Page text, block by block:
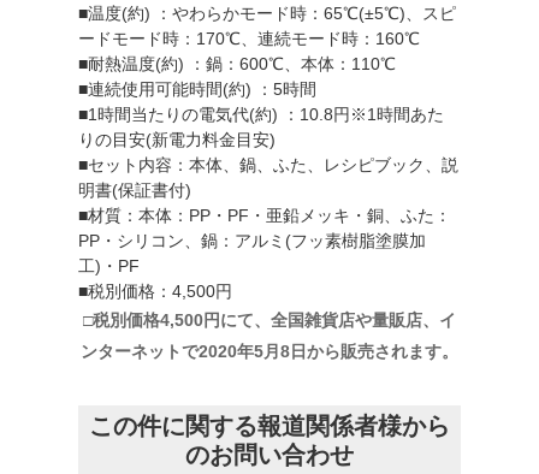
■温度(約) ：やわらかモード時：65℃(±5℃)、スピ
ードモード時：170℃、連続モード時：160℃
■耐熱温度(約) ：鍋：600℃、本体：110℃
■連続使用可能時間(約) ：5時間
■1時間当たりの電気代(約) ：10.8円※1時間あた
りの目安(新電力料金目安)
■セット内容：本体、鍋、ふた、レシピブック、説
明書(保証書付)
■材質：本体：PP・PF・亜鉛メッキ・銅、ふた：
PP・シリコン、鍋：アルミ(フッ素樹脂塗膜加
工)・PF
■税別価格：4,500円
□税別価格4,500円にて、全国雑貨店や量販店、イ
ンターネットで2020年5月8日から販売されます。
この件に関する報道関係者様から
のお問い合わせ